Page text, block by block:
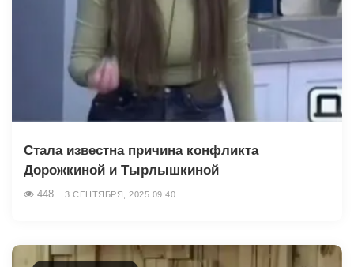
Стала известна причина конфликта
Дорожкиной и Тырлышкиной
448 3 СЕНТЯБРЯ, 2025 09:40